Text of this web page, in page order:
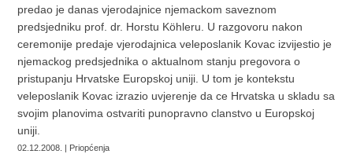
predao je danas vjerodajnice njemackom saveznom
predsjedniku prof. dr. Horstu Köhleru. U razgovoru nakon
ceremonije predaje vjerodajnica veleposlanik Kovac izvijestio je
njemackog predsjednika o aktualnom stanju pregovora o
pristupanju Hrvatske Europskoj uniji. U tom je kontekstu
veleposlanik Kovac izrazio uvjerenje da ce Hrvatska u skladu sa
svojim planovima ostvariti punopravno clanstvo u Europskoj
uniji.
02.12.2008. | Priopćenja